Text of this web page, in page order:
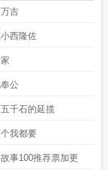
吉
西隆佐
公
千石的延揽
我都要
事100推荐票加更